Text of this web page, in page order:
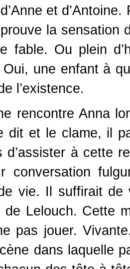
et
la sensation
fable. Ou plein
une enfant à
l’existence.
rencontre Anna
dit et le clame, il
d’assister à cette
conversation
vie. Il suffirait de
de Lelouch. Cette
pas jouer.
dans laquelle